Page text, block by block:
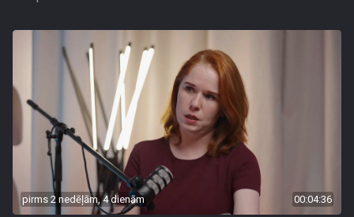
pirms 2 nedēļām, 4 dienām 00:04:36